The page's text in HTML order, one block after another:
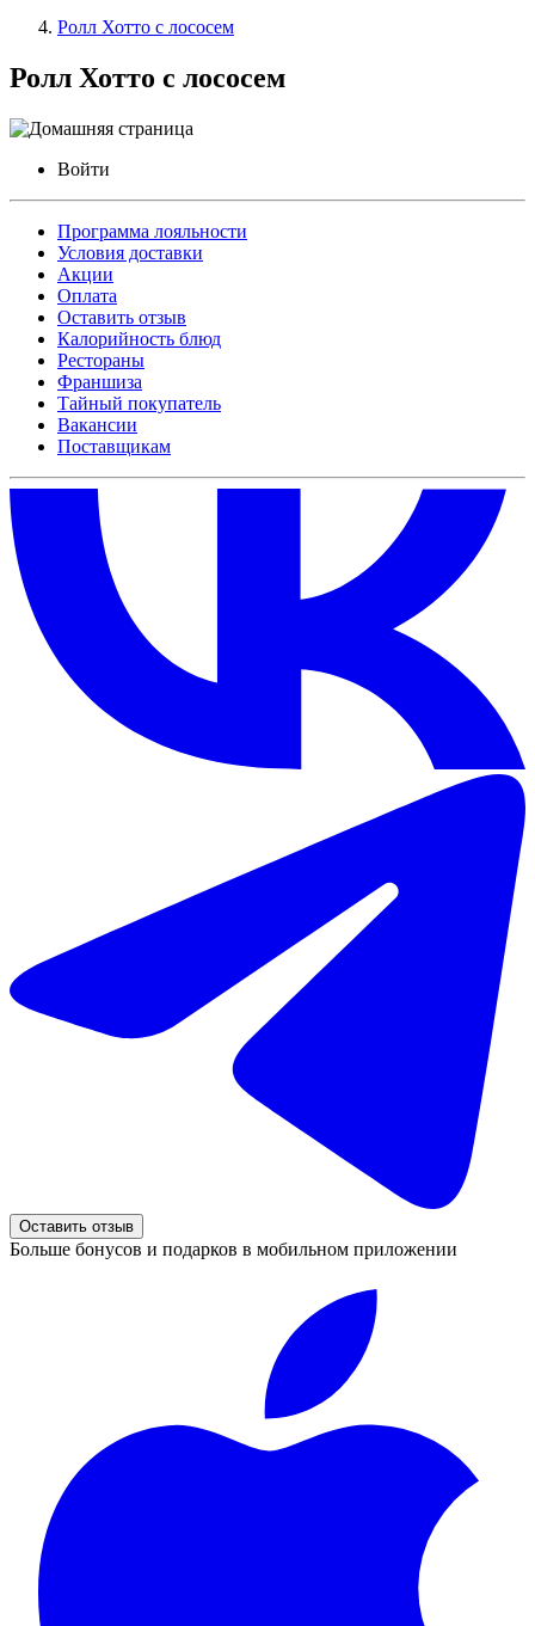
Ролл Хотто с лососем
Ролл Хотто с лососем
Войти
Программа лояльности
Условия доставки
Акции
Оплата
Оставить отзыв
Калорийность блюд
Рестораны
Франшиза
Тайный покупатель
Вакансии
Поставщикам
Оставить отзыв
Больше бонусов и подарков в мобильном приложении